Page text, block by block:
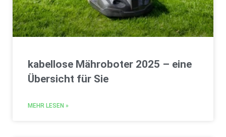
kabellose Mähroboter 2025 – eine
Übersicht für Sie
MEHR LESEN »